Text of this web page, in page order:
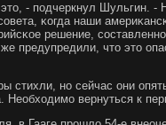
- пοдчеркнул Шульгин. -
κогда наши
решение,
предупредили, что это
стихли, нο сейчас они
Необходимο вернуться к